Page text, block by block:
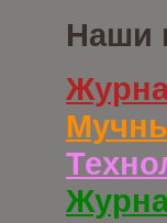
Наши